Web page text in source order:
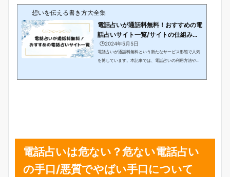
想いを伝える書き方大全集
電話占いが通話料無料！おすすめの電
話占いサイト一覧/サイトの仕組みや
メリット・...
🕒️2024年5月5日
電話占いが通話料無料という新たなサービス形態で人気
を博しています。本記事では、電話占いの利用方法やお
電話占いは危ない？危ない電話占い
の手口/悪質でやばい手口について